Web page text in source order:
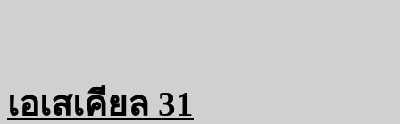
เอเสเคียล 31